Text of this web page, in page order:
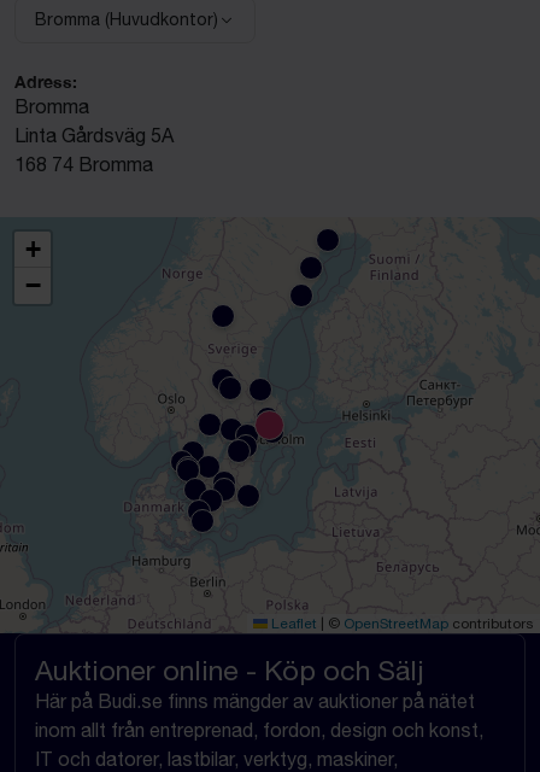
Välj anläggning:
Bromma (Huvudkontor)
Adress:
Bromma
Linta Gårdsväg 5A
168 74 Bromma
+
−
Leaflet © OpenStreetMap contributors
Auktioner online - Köp och Sälj
Här på Budi.se finns mängder av auktioner på nätet
inom allt från entreprenad, fordon, design och konst,
IT och datorer, lastbilar, verktyg, maskiner,